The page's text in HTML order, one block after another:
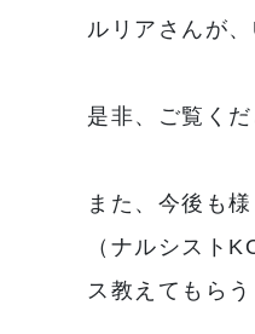
ルリアさんが
是非、ご覧くだ
また、今後も
（ナルシスト
ス教えてもらう